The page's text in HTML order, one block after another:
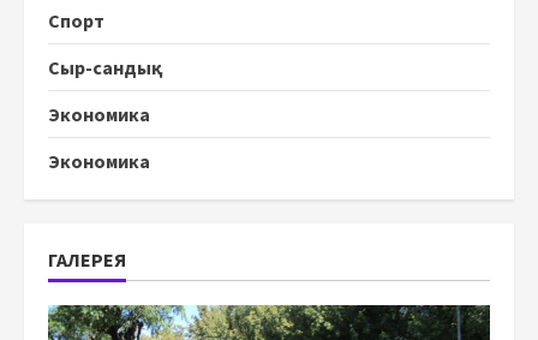
Спорт
Сыр-сандық
Экономика
Экономика
ГАЛЕРЕЯ